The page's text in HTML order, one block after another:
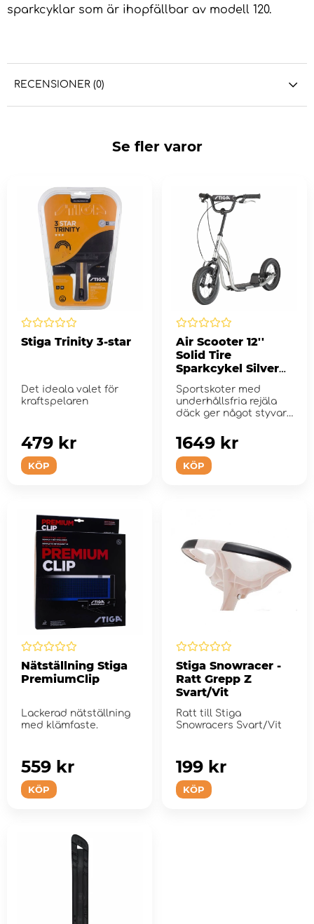
sparkcyklar som är ihopfällbar av modell 120.
RECENSIONER (0)
Se fler varor
Stiga Trinity 3-star
Det ideala valet för
kraftspelaren
KÖP
479 kr
Air Scooter 12''
Solid Tire
Sparkcykel Silver
Black
Sportskoter med
underhållsfria rejäla
däck ger något styvare
KÖP
1649 kr
Nätställning Stiga
PremiumClip
Lackerad nätställning
med klämfaste.
KÖP
559 kr
Stiga Snowracer -
Ratt Grepp Z
Svart/Vit
Ratt till Stiga
Snowracers Svart/Vit
KÖP
199 kr